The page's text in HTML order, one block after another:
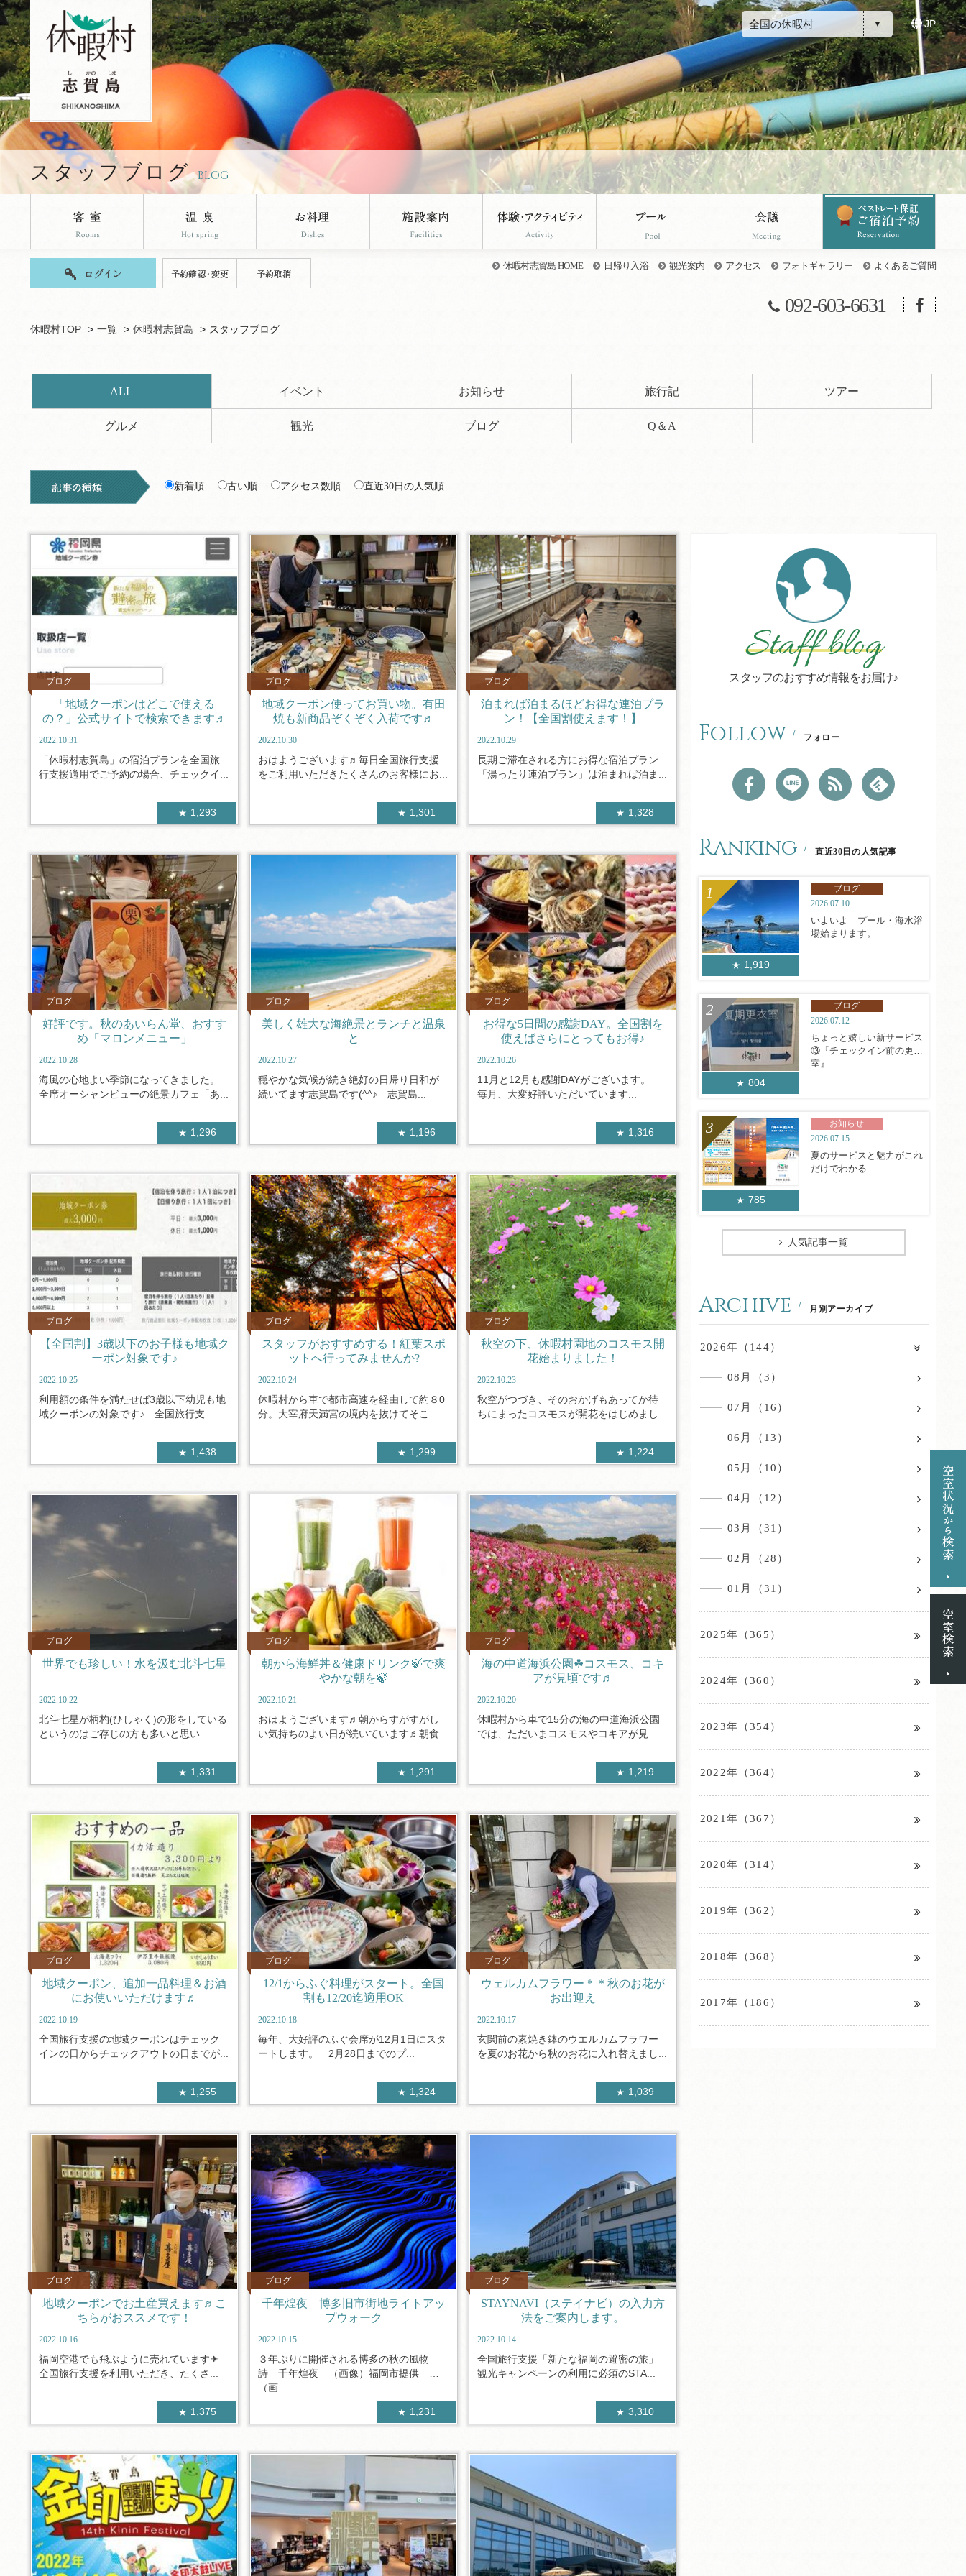
休暇村志賀島のブログページです。 全国の休暇村 JP
スタッフブログ BLOG
休暇村志賀島 HOME 日帰り入浴 観光案内 アクセス フォトギャラリー よくあるご質問
092-603-6631
休暇村TOP 一覧 休暇村志賀島 スタッフブログ
ALL イベント お知らせ 旅行記 ツアー
グルメ 観光 ブログ Q＆A
新着順 古い順 アクセス数順 直近30日の人気順
ブログ
「地域クーポンはどこで使える
の？」公式サイトで検索できます♬
2022.10.31
「休暇村志賀島」の宿泊プランを全国旅
行支援適用でご予約の場合、チェックイ...
1,293
ブログ
地域クーポン使ってお買い物。有田
焼も新商品ぞくぞく入荷です♬
2022.10.30
おはようございます♬毎日全国旅行支援
をご利用いただきたくさんのお客様にお...
1,301
ブログ
泊まれば泊まるほどお得な連泊プラ
ン！【全国割使えます！】
2022.10.29
長期ご滞在される方にお得な宿泊プラン
「湯ったり連泊プラン」は泊まれば泊ま...
1,328
ブログ
好評です。秋のあいらん堂、おすす
め「マロンメニュー」
2022.10.28
海風の心地よい季節になってきました。
全席オーシャンビューの絶景カフェ「あ...
1,296
ブログ
美しく雄大な海絶景とランチと温泉
と
2022.10.27
穏やかな気候が続き絶好の日帰り日和が
続いてます志賀島です(^^♪ 志賀島...
1,196
ブログ
お得な5日間の感謝DAY。全国割を
使えばさらにとってもお得♪
2022.10.26
11月と12月も感謝DAYがございます。
毎月、大変好評いただいています...
1,316
ブログ
【全国割】3歳以下のお子様も地域ク
ーポン対象です♪
2022.10.25
利用額の条件を満たせば3歳以下幼児も地
域クーポンの対象です♪ 全国旅行支...
1,438
ブログ
スタッフがおすすめする！紅葉スポ
ットへ行ってみませんか?
2022.10.24
休暇村から車で都市高速を経由して約８0
分。大宰府天満宮の境内を抜けてそこ...
1,299
ブログ
秋空の下、休暇村園地のコスモス開
花始まりました！
2022.10.23
秋空がつづき、そのおかげもあってか待
ちにまったコスモスが開花をはじめまし...
1,224
ブログ
世界でも珍しい！水を汲む北斗七星
2022.10.22
北斗七星が柄杓(ひしゃく)の形をしている
というのはご存じの方も多いと思い...
1,331
ブログ
朝から海鮮丼＆健康ドリンク🍃で爽
やかな朝を🍃
2022.10.21
おはようございます♬朝からすがすがし
い気持ちのよい日が続いています♬朝食...
1,291
ブログ
海の中道海浜公園☘コスモス、コキ
アが見頃です♬
2022.10.20
休暇村から車で15分の海の中道海浜公園
では、ただいまコスモスやコキアが見...
1,219
ブログ
地域クーポン、追加一品料理＆お酒
にお使いいただけます♬
2022.10.19
全国旅行支援の地域クーポンはチェック
インの日からチェックアウトの日までが...
1,255
ブログ
12/1からふぐ料理がスタート。全国
割も12/20迄適用OK
2022.10.18
毎年、大好評のふぐ会席が12月1日にスタ
ートします。 2月28日までのプ...
1,324
ブログ
ウェルカムフラワー＊＊秋のお花が
お出迎え
2022.10.17
玄関前の素焼き鉢のウエルカムフラワー
を夏のお花から秋のお花に入れ替えまし...
1,039
ブログ
地域クーポンでお土産買えます♬こ
ちらがおススメです！
2022.10.16
福岡空港でも飛ぶように売れています✈
全国旅行支援を利用いただき、たくさ...
1,375
ブログ
千年煌夜 博多旧市街地ライトアッ
プウォーク
2022.10.15
３年ぶりに開催される博多の秋の風物
詩 千年煌夜 （画像）福岡市提供
（画...
1,231
ブログ
STAYNAVI（ステイナビ）の入力方
法をご案内します。
2022.10.14
全国旅行支援「新たな福岡の避密の旅」
観光キャンペーンの利用に必須のSTA...
3,310
Staff blog
スタッフのおすすめ情報をお届け♪
Follow フォロー
Ranking 直近30日の人気記事
1,919
ブログ
2026.07.10
いよいよ プール・海水浴
場始まります。
804
ブログ
2026.07.12
ちょっと嬉しい新サービス
⑬『チェックイン前の更衣
室』
785
お知らせ
2026.07.15
夏のサービスと魅力がこれ
だけでわかる
人気記事一覧
Archive 月別アーカイブ
2026年（144）
08月（3）
07月（16）
06月（13）
05月（10）
04月（12）
03月（31）
02月（28）
01月（31）
2025年（365）
2024年（360）
2023年（354）
2022年（364）
2021年（367）
2020年（314）
2019年（362）
2018年（368）
2017年（186）